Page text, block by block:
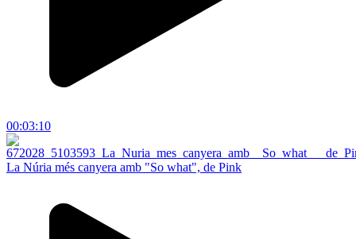
00:03:10
La Núria més canyera amb "So what", de Pink